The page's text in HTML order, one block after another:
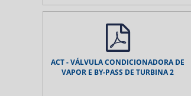
ACT - VÁLVULA CONDICIONADORA DE
VAPOR E BY-PASS DE TURBINA 2